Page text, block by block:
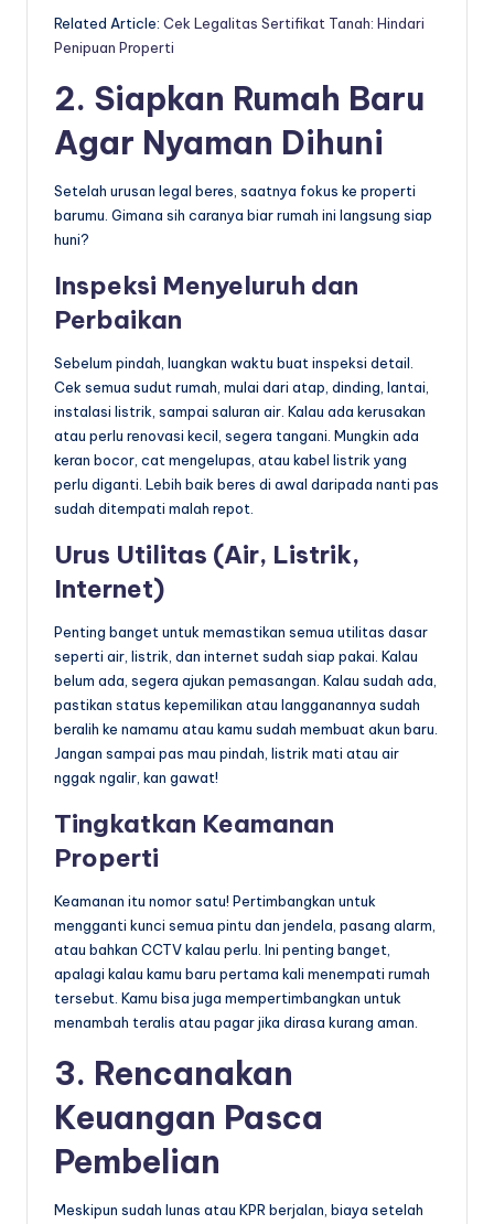
Related Article: Cek Legalitas Sertifikat Tanah: Hindari
Penipuan Properti
2. Siapkan Rumah Baru
Agar Nyaman Dihuni
Setelah urusan legal beres, saatnya fokus ke properti
barumu. Gimana sih caranya biar rumah ini langsung siap
huni?
Inspeksi Menyeluruh dan
Perbaikan
Sebelum pindah, luangkan waktu buat inspeksi detail.
Cek semua sudut rumah, mulai dari atap, dinding, lantai,
instalasi listrik, sampai saluran air. Kalau ada kerusakan
atau perlu renovasi kecil, segera tangani. Mungkin ada
keran bocor, cat mengelupas, atau kabel listrik yang
perlu diganti. Lebih baik beres di awal daripada nanti pas
sudah ditempati malah repot.
Urus Utilitas (Air, Listrik,
Internet)
Penting banget untuk memastikan semua utilitas dasar
seperti air, listrik, dan internet sudah siap pakai. Kalau
belum ada, segera ajukan pemasangan. Kalau sudah ada,
pastikan status kepemilikan atau langganannya sudah
beralih ke namamu atau kamu sudah membuat akun baru.
Jangan sampai pas mau pindah, listrik mati atau air
nggak ngalir, kan gawat!
Tingkatkan Keamanan
Properti
Keamanan itu nomor satu! Pertimbangkan untuk
mengganti kunci semua pintu dan jendela, pasang alarm,
atau bahkan CCTV kalau perlu. Ini penting banget,
apalagi kalau kamu baru pertama kali menempati rumah
tersebut. Kamu bisa juga mempertimbangkan untuk
menambah teralis atau pagar jika dirasa kurang aman.
3. Rencanakan
Keuangan Pasca
Pembelian
Meskipun sudah lunas atau KPR berjalan, biaya setelah